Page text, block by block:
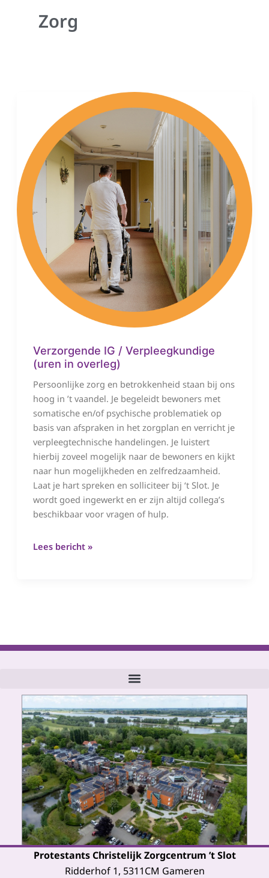
Zorg
Verzorgende IG / Verpleegkundige
(uren in overleg)
Persoonlijke zorg en betrokkenheid staan bij ons
hoog in ’t vaandel. Je begeleidt bewoners met
somatische en/of psychische problematiek op
basis van afspraken in het zorgplan en verricht je
verpleegtechnische handelingen. Je luistert
hierbij zoveel mogelijk naar de bewoners en kijkt
naar hun mogelijkheden en zelfredzaamheid.
Laat je hart spreken en solliciteer bij ‘t Slot. Je
wordt goed ingewerkt en er zijn altijd collega’s
beschikbaar voor vragen of hulp.
Verpleegkundige
(uren
in
overleg)
Lees bericht »
Protestants Christelijk Zorgcentrum ’t Slot
Ridderhof 1, 5311CM Gameren